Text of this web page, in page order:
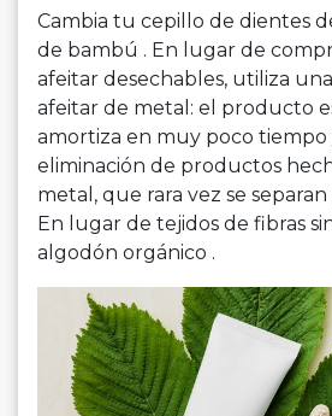
Cambia tu cepillo de dientes
de bambú . En lugar de
afeitar desechables, utiliza
afeitar de metal: el producto
amortiza en muy poco tiempo
eliminación de productos
metal, que rara vez se
En lugar de tejidos de fibras
algodón orgánico .